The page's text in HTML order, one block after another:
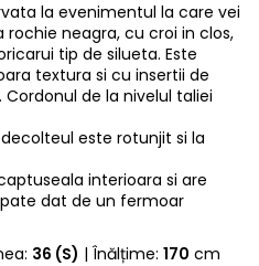
la evenimentul la care vei
neagra, cu croi in clos,
tip de silueta. Este
textura si cu insertii de
de la nivelul taliei
este rotunjit si la
interioara si are
dat de un fermoar
36 (S) | Înălțime: 170 cm